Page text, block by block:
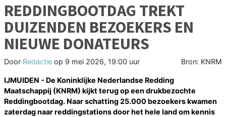
REDDINGBOOTDAG TREKT
DUIZENDEN BEZOEKERS EN
NIEUWE DONATEURS
Door Redactie op 9 mei 2026, 19:00 uur Bron: KNRM
IJMUIDEN - De Koninklijke Nederlandse Redding
Maatschappij (KNRM) kijkt terug op een drukbezochte
Reddingbootdag. Naar schatting 25.000 bezoekers kwamen
zaterdag naar reddingstations door het hele land om kennis